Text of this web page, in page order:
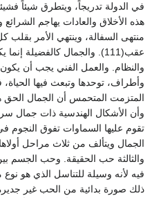
في الدولة تدريجاً، ويتطرق شيئاً
هذه الأخلاق والعادات يهاجم
منتهى السفالة، وينتهي الأمر
عقب(111). والجمال كالفضيلة
والنظام. والعمل الفني يجب أن
المتزمت المتحمس أن الجمال الحق
وأن الأشكال الهندسية ذات جمال
الجمال ويتألف من ثلاث مراحل
والثالثة حب الحقيقة. وحب الجسم
ذلك صورة بدائية من الحب غير